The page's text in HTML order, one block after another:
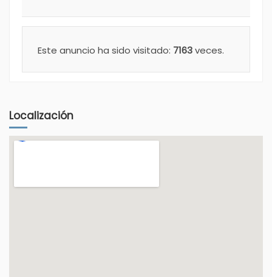
Este anuncio ha sido visitado: 7163veces.
Localización